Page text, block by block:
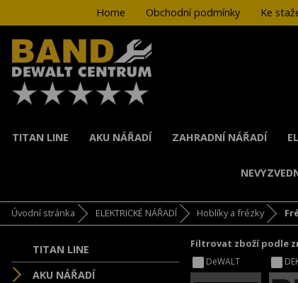
Home Obchodní podmínky Ke
TITAN LINE AKU NÁŘADÍ ZAHRADNÍ NÁŘADÍ
Úvodní stránka ELEKTRICKÉ NÁŘADÍ Hoblíky a frézky
TITAN LINE
AKU NÁŘADÍ
Filtrovat zboží podle
DeWALT